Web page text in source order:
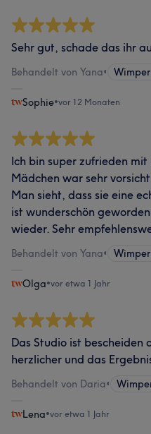
Sehr gut, schade das ihr
Behandelt von Yana•
Sophie•vor 12 Monaten
Ich bin super zufrieden
Mädchen war sehr
Man sieht, dass sie eine
ist wunderschön
wieder. Sehr
Behandelt von Yana•
Olga•vor etwa 1 Jahr
Das Studio ist bescheiden
herzlicher und das
Behandelt von Daria•
Lena•vor etwa 1 Jahr